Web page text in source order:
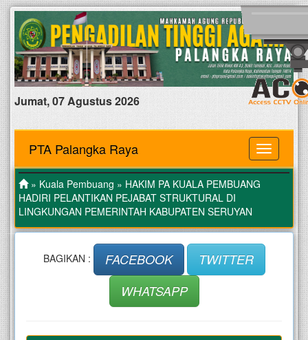
Jumat, 07 Agustus 2026
MENU
PTA Palangka Raya
» Kuala Pembuang » HAKIM PA KUALA PEMBUANG
HADIRI PELANTIKAN PEJABAT STRUKTURAL DI
LINGKUNGAN PEMERINTAH KABUPATEN SERUYAN
BAGIKAN : FACEBOOK
TWITTER
WHATSAPP